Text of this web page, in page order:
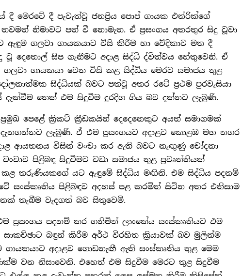
දී මෙරටේ දී පැවැත්වූ ජනප්‍රිය පොප් ගායක එන්රික්ගේ
නිමාවට පත් වී නොමැත. ඒ ප්‍රසංගය අතරතුර සිදු වූවා
ගලවා ගායකයාට විසි කිරීම හා වේදිකාව මත දී
දෙතොල් සිප ගැනීමට අදාළ සිද්ධි ද්විත්වය හේතුවෙනි. ඒ
ගායකයා වෙත විසි කළ සිද්ධිය මෙරට සමාජය තුළ
සිද්ධියක් බවට පත්වූ අතර රටේ ප්‍රථම පුරවැසියා
දැක්වීම තෙක් එම සිදුවීම දුරදිග ගිය බව දක්නට ලැබුණි.
පෙළේ ක්‍රිකට් ක්‍රීඩකයින් දෙදෙනෙකුට අයත් සමාගමක්
ලැබුණි. ඒ එම ප්‍රසංගයට අදාළව කොළඹ මහ නගර
ආයතනය විසින් වංචා කර ඇති බවට නැඟුණු චෝදනා
පිළිබඳ සිදුවීමට වඩා සමාජය තුළ ප්‍රවෘත්තියක්
තරුණියකගේ යට ඇඳුමේ සිද්ධිය මඟිනි. එම සිද්ධිය පදනම්
සංස්කෘතිය පිළිබඳව අදහස් පළ කරමින් සිටින අතර එනිසාම
තැබීම වැදගත් බව සිතුවෙමි.
ප්‍රසංගය පදනම් කර ගනිමින් ලාංකේය සංස්කෘතියට එම
බඳුන් කිරීම අර්ථ විරහිත ක්‍රියාවක් බව මුලින්ම
අදාළව ගොඩනැඟී ඇති සංස්කෘතිය තුළ මෙම
වන නිසාවෙනි. එහෙත් එම සිදුවීම මෙරට තුළ සිදුවීම